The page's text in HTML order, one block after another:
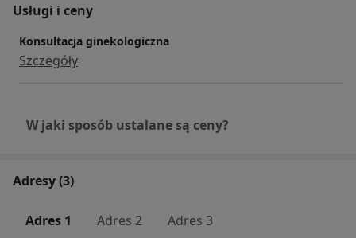
Usługi i ceny
Konsultacja ginekologiczna
Szczegóły
W jaki sposób ustalane są ceny?
Adresy (3)
Adres 1 Adres 2 Adres 3